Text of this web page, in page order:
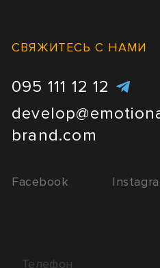
СВЯЖИТЕСЬ С НАМИ
095 111 12 12
brand.com
Facebook